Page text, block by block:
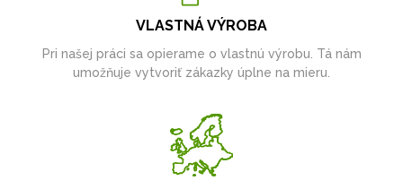
VLASTNÁ VÝROBA
Pri našej práci sa opierame o vlastnú výrobu. Tá nám
umožňuje vytvoriť zákazky úplne na mieru.